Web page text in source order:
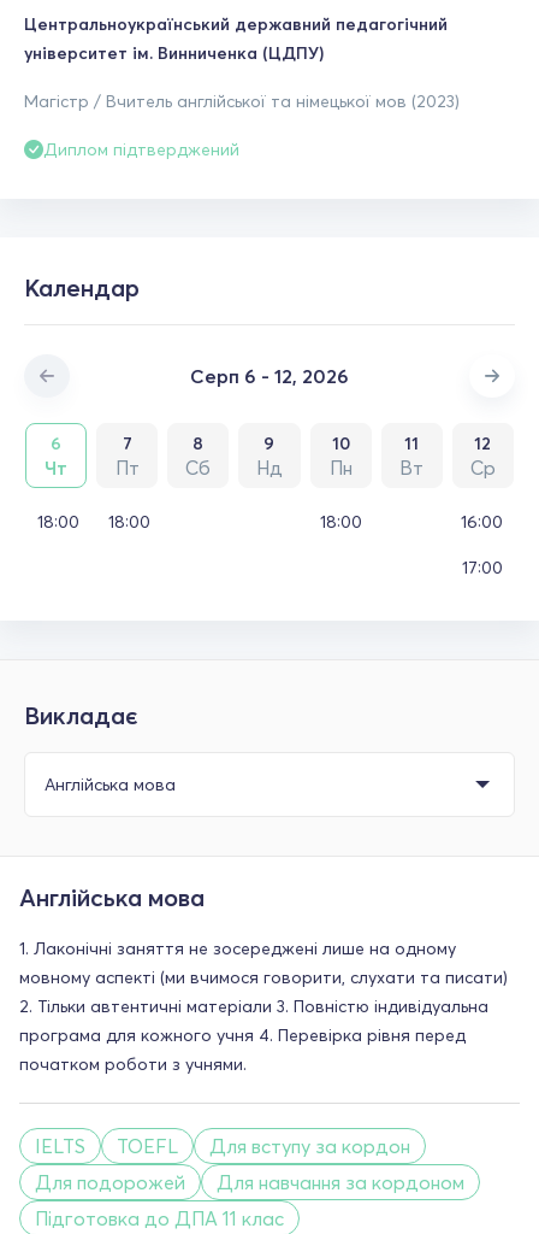
Центральноукраїнський державний педагогічний
університет ім. Винниченка (ЦДПУ)
Магістр / Вчитель англійської та німецької мов (2023)
Диплом підтверджений
Календар
Серп 6 - 12, 2026
6
Чт
7
Пт
8
Сб
9
Нд
10
Пн
11
Вт
12
Ср
18:00 18:00 18:00 16:00
17:00
Викладає
Англійська мова
1. Лаконічні заняття не зосереджені лише на одному
мовному аспекті (ми вчимося говорити, слухати та писати)
2. Тільки автентичні матеріали 3. Повністю індивідуальна
програма для кожного учня 4. Перевірка рівня перед
початком роботи з учнями.
IELTS TOEFL
Для вступу за кордон
Для подорожей
Для навчання за кордоном
Підготовка до ДПА 11 клас